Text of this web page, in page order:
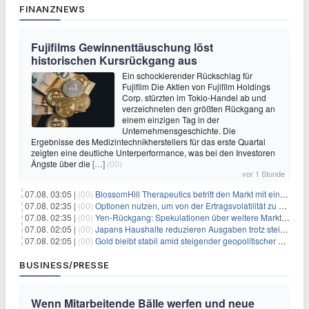
FINANZNEWS
Fujifilms Gewinnenttäuschung löst
historischen Kursrückgang aus
Ein schockierender Rückschlag für
Fujifilm Die Aktien von Fujifilm Holdings
Corp. stürzten im Tokio-Handel ab und
verzeichneten den größten Rückgang an
einem einzigen Tag in der
Unternehmensgeschichte. Die
Ergebnisse des Medizintechnikherstellers für das erste Quartal
zeigten eine deutliche Unterperformance, was bei den Investoren
Ängste über die […] (00)
vor 1 Stunde
07.08. 03:05 | (00) BlossomHill Therapeutics betritt den Markt mit einem IPO-Boost von 150 Millionen Dollar
07.08. 02:35 | (00) Optionen nutzen, um von der Ertragsvolatilität zu profitieren
07.08. 02:35 | (00) Yen-Rückgang: Spekulationen über weitere Marktinterventionen nehmen zu
07.08. 02:05 | (00) Japans Haushalte reduzieren Ausgaben trotz steigender Löhne: Ein Warnsignal für das Wachstum
07.08. 02:05 | (00) Gold bleibt stabil amid steigender geopolitischer Spannungen im Persischen Golf
BUSINESS/PRESSE
Wenn Mitarbeitende Bälle werfen und neue